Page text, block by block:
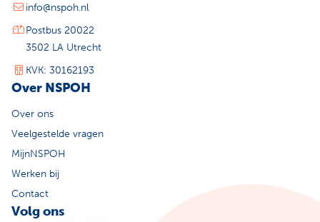
info@nspoh.nl
Postbus 20022
3502 LA Utrecht
KVK: 30162193
Over NSPOH
Over ons
Veelgestelde vragen
MijnNSPOH
Werken bij
Contact
Volg ons